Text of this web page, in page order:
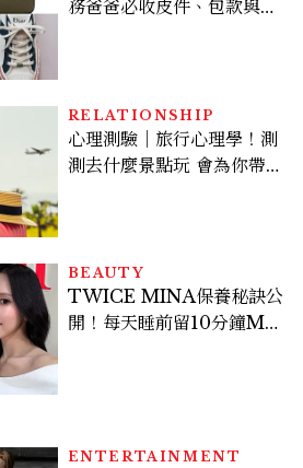
務爸爸必收皮件、包款與鞋
RELATIONSHIP
心理測驗｜旅行心理學！測
測去什麼景點玩 會為你帶來
BEAUTY
TWICE MINA保養秘訣公
開！每天睡前留10分鐘ME
ENTERTAINMENT